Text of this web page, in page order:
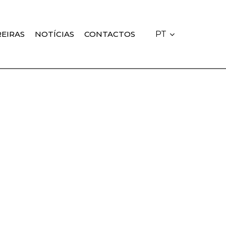
NOTÍCIAS CONTACTOS PT